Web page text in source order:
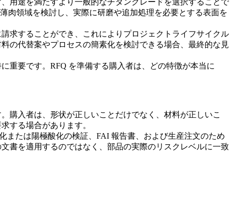
用途を満たすより一般的なチタングレードを選択することで
肉領域を検討し、実際に研磨や追加処理を必要とする表面を
求することができ、これによりプロジェクトライフサイクル
の代替案やプロセスの簡素化を検討できる場合、最終的な見
重要です。RFQ を準備する購入者は、どの特徴が本当に
購入者は、形状が正しいことだけでなく、材料が正しいこ
する場合があります。
または陽極酸化の検証、FAI 報告書、および生産注文のため
書を適用するのではなく、部品の実際のリスクレベルに一致